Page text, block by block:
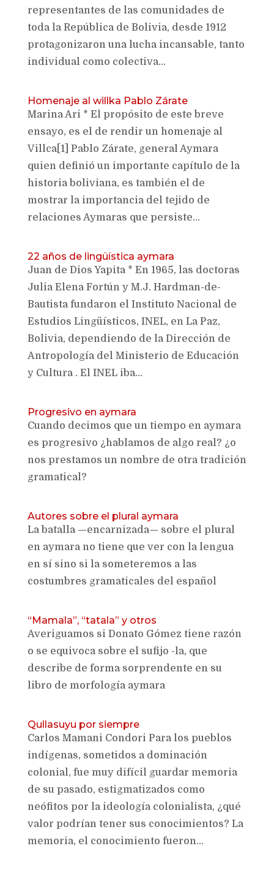
representantes de las comunidades de
toda la República de Bolivia, desde 1912
protagonizaron una lucha incansable, tanto
individual como colectiva...
Homenaje al willka Pablo Zárate
Marina Ari * El propósito de este breve
ensayo, es el de rendir un homenaje al
Villca[1] Pablo Zárate, general Aymara
quien definió un importante capítulo de la
historia boliviana, es también el de
mostrar la importancia del tejido de
relaciones Aymaras que persiste...
22 años de lingüística aymara
Juan de Dios Yapita * En 1965, las doctoras
Julia Elena Fortún y M.J. Hardman-de-
Bautista fundaron el Instituto Nacional de
Estudios Lingüísticos, INEL, en La Paz,
Bolivia, dependiendo de la Dirección de
Antropología del Ministerio de Educación
y Cultura . El INEL iba...
Progresivo en aymara
Cuando decimos que un tiempo en aymara
es progresivo ¿hablamos de algo real? ¿o
nos prestamos un nombre de otra tradición
gramatical?
Autores sobre el plural aymara
La batalla —encarnizada— sobre el plural
en aymara no tiene que ver con la lengua
en sí sino si la someteremos a las
costumbres gramaticales del español
“Mamala”, “tatala” y otros
Averiguamos si Donato Gómez tiene razón
o se equivoca sobre el sufijo -la, que
describe de forma sorprendente en su
libro de morfología aymara
Qullasuyu por siempre
Carlos Mamani Condori Para los pueblos
indígenas, sometidos a dominación
colonial, fue muy difícil guardar memoria
de su pasado, estigmatizados como
neófitos por la ideología colonialista, ¿qué
valor podrían tener sus conocimientos? La
memoria, el conocimiento fueron...